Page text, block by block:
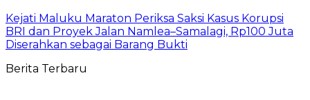
Kejati Maluku Maraton Periksa Saksi Kasus Korupsi
BRI dan Proyek Jalan Namlea–Samalagi, Rp100 Juta
Diserahkan sebagai Barang Bukti
Berita Terbaru